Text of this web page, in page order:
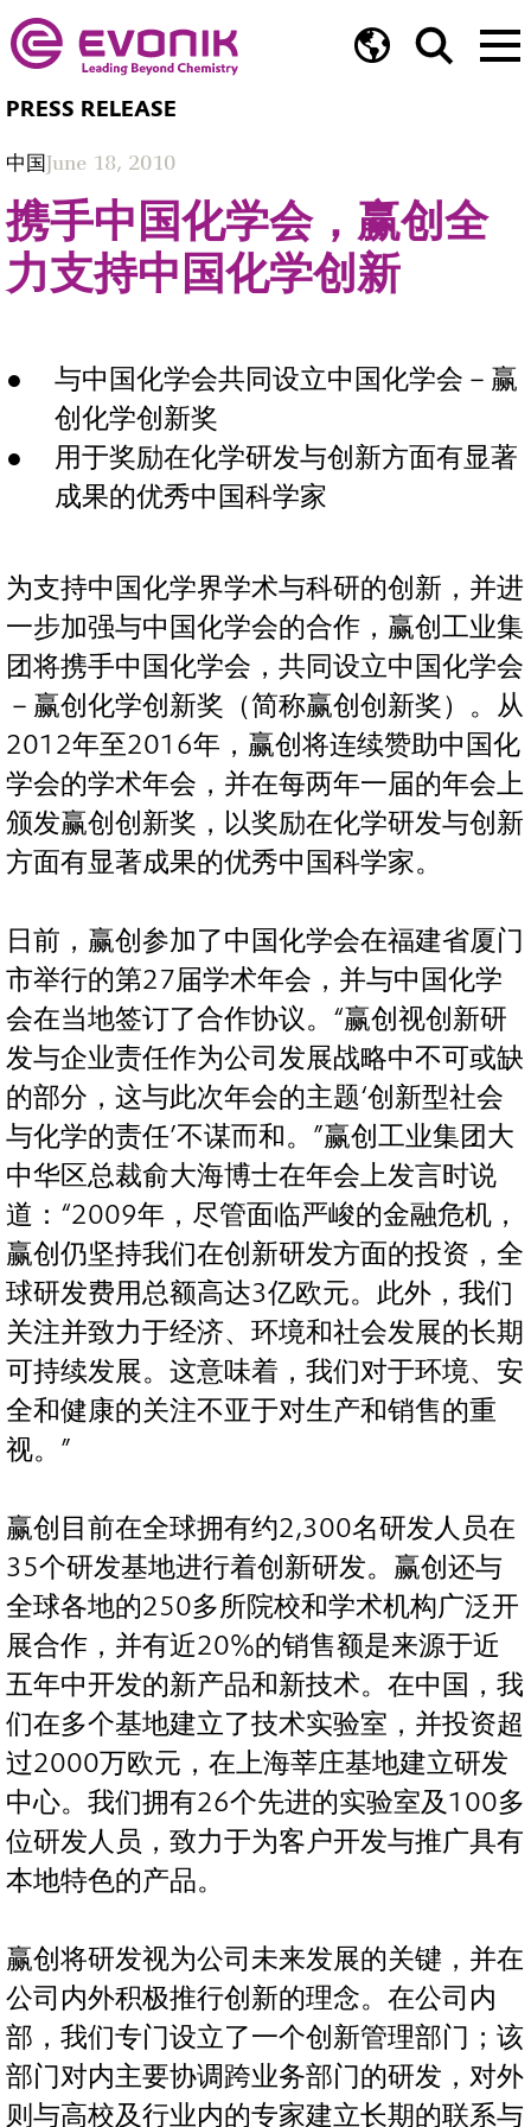
PRESS RELEASE
中国June 18, 2010
携手中国化学会，赢创全
力支持中国化学创新
与中国化学会共同设立中国化学会－赢
创化学创新奖
用于奖励在化学研发与创新方面有显著
成果的优秀中国科学家
为支持中国化学界学术与科研的创新，并进
一步加强与中国化学会的合作，赢创工业集
团将携手中国化学会，共同设立中国化学会
－赢创化学创新奖（简称赢创创新奖）。从
2012年至2016年，赢创将连续赞助中国化
学会的学术年会，并在每两年一届的年会上
颁发赢创创新奖，以奖励在化学研发与创新
方面有显著成果的优秀中国科学家。
日前，赢创参加了中国化学会在福建省厦门
市举行的第27届学术年会，并与中国化学
会在当地签订了合作协议。“赢创视创新研
发与企业责任作为公司发展战略中不可或缺
的部分，这与此次年会的主题‘创新型社会
与化学的责任’不谋而和。”赢创工业集团大
中华区总裁俞大海博士在年会上发言时说
道：“2009年，尽管面临严峻的金融危机，
赢创仍坚持我们在创新研发方面的投资，全
球研发费用总额高达3亿欧元。此外，我们
关注并致力于经济、环境和社会发展的长期
可持续发展。这意味着，我们对于环境、安
全和健康的关注不亚于对生产和销售的重
视。”
赢创目前在全球拥有约2,300名研发人员在
35个研发基地进行着创新研发。赢创还与
全球各地的250多所院校和学术机构广泛开
展合作，并有近20%的销售额是来源于近
五年中开发的新产品和新技术。在中国，我
们在多个基地建立了技术实验室，并投资超
过2000万欧元，在上海莘庄基地建立研发
中心。我们拥有26个先进的实验室及100多
位研发人员，致力于为客户开发与推广具有
本地特色的产品。
赢创将研发视为公司未来发展的关键，并在
公司内外积极推行创新的理念。在公司内
部，我们专门设立了一个创新管理部门；该
部门对内主要协调跨业务部门的研发，对外
则与高校及行业内的专家建立长期的联系与